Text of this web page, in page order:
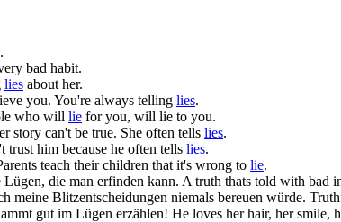
.
bad habit.
lies about her.
you. You're always telling lies.
who will lie for you, will lie to you.
story can't be true. She often tells lies.
trust him because he often tells lies.
teach their children that it's wrong to lie.
Lügen, die man erfinden kann. A truth thats told with bad
meine Blitzentscheidungen niemals bereuen würde.
gut im Lügen erzählen! He loves her hair, her smile,